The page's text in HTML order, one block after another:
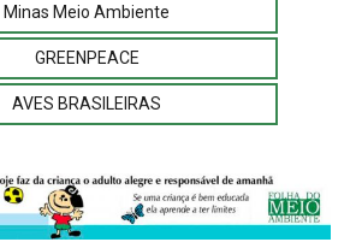
Minas Meio Ambiente
GREENPEACE
AVES BRASILEIRAS